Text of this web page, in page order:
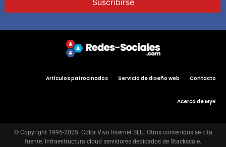
Artículos patrocinados Servicio de diseño web Contacto
Acerca de MyR
© Copyright 1995-2025. Color Vivo Internet SLU. Otros contenidos se cita
fuente. Infraestructura cloud servidores dedicados de Stackscale.